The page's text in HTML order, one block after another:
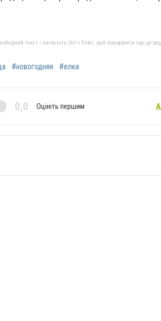
текст і натисніть Ctrl + Enter, щоб повідомити про це
#новогодняя #елка
0,0 Оцініть першим